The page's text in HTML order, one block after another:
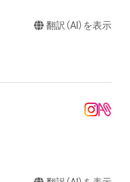
翻訳（AI）を表示